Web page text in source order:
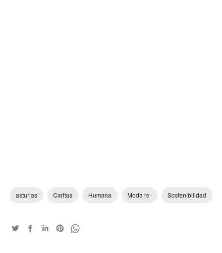
asturias Caritas Humana Moda re- Sostenibilidad